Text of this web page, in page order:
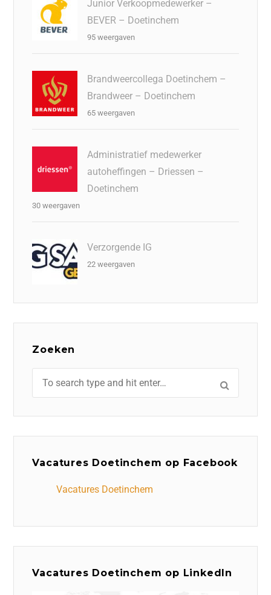
Junior Verkoopmedewerker –
BEVER – Doetinchem
95 weergaven
Brandweercollega Doetinchem –
Brandweer – Doetinchem
65 weergaven
Administratief medewerker
autoheffingen – Driessen –
Doetinchem
30 weergaven
Verzorgende IG
22 weergaven
Zoeken
Vacatures Doetinchem op Facebook
Vacatures Doetinchem
Vacatures Doetinchem op LinkedIn